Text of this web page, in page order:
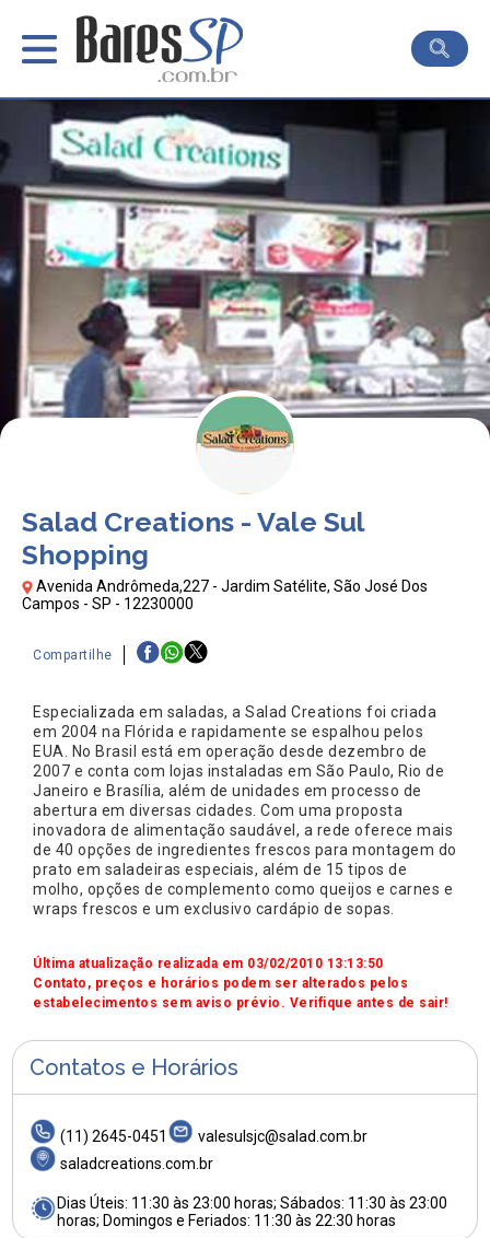
Salad Creations - Vale Sul
Shopping
Avenida Andrômeda,227 - Jardim Satélite, São José Dos
Campos - SP - 12230000
Compartilhe
Especializada em saladas, a Salad Creations foi criada
em 2004 na Flórida e rapidamente se espalhou pelos
EUA. No Brasil está em operação desde dezembro de
2007 e conta com lojas instaladas em São Paulo, Rio de
Janeiro e Brasília, além de unidades em processo de
abertura em diversas cidades. Com uma proposta
inovadora de alimentação saudável, a rede oferece mais
de 40 opções de ingredientes frescos para montagem do
prato em saladeiras especiais, além de 15 tipos de
molho, opções de complemento como queijos e carnes e
wraps frescos e um exclusivo cardápio de sopas.
Última atualização realizada em 03/02/2010 13:13:50
Contato, preços e horários podem ser alterados pelos
estabelecimentos sem aviso prévio. Verifique antes de sair!
Contatos e Horários
(11) 2645-0451
valesulsjc@salad.com.br
saladcreations.com.br
Dias Úteis: 11:30 às 23:00 horas; Sábados: 11:30 às 23:00
horas; Domingos e Feriados: 11:30 às 22:30 horas